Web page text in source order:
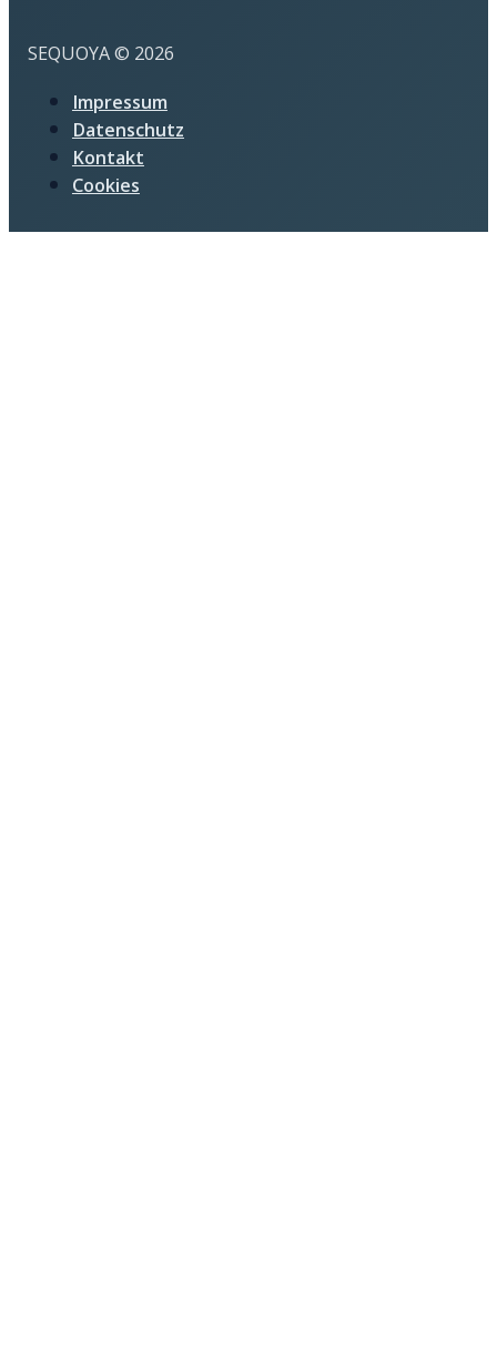
SEQUOYA © 2026
Impressum
Datenschutz
Kontakt
Cookies